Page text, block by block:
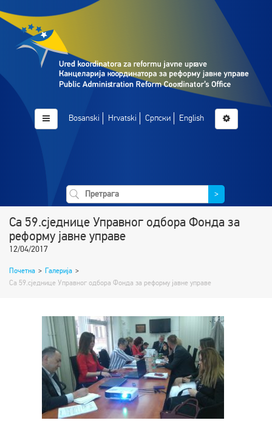
Bosanski Hrvatski Српски English
>
Са 59.сједнице Управног одбора Фонда за
реформу јавне управе
12/04/2017
Почетна > Галерија >
Са 59.сједнице Управног одбора Фонда за реформу јавне управе